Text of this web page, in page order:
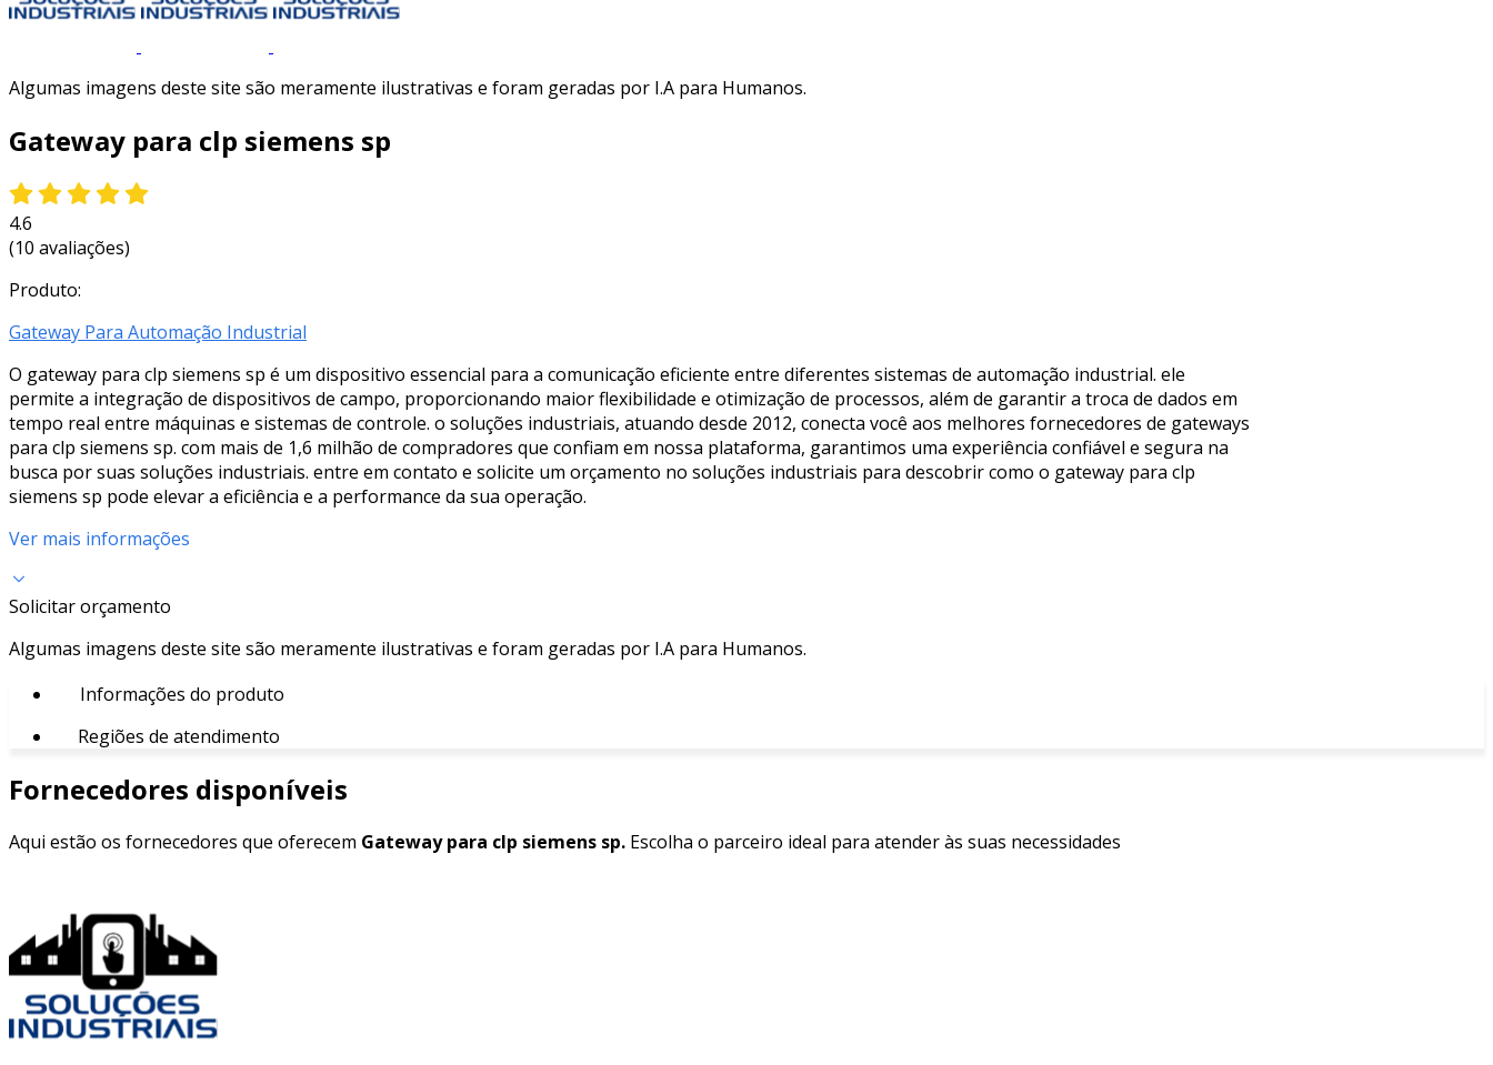
Algumas imagens deste site são meramente ilustrativas e foram geradas por I.A para Humanos.
Gateway para clp siemens sp
4.6
(10 avaliações)
Produto:
Gateway Para Automação Industrial
O gateway para clp siemens sp é um dispositivo essencial para a comunicação eficiente entre diferentes sistemas de automação industrial. ele
permite a integração de dispositivos de campo, proporcionando maior flexibilidade e otimização de processos, além de garantir a troca de dados em
tempo real entre máquinas e sistemas de controle. o soluções industriais, atuando desde 2012, conecta você aos melhores fornecedores de gateways
para clp siemens sp. com mais de 1,6 milhão de compradores que confiam em nossa plataforma, garantimos uma experiência confiável e segura na
busca por suas soluções industriais. entre em contato e solicite um orçamento no soluções industriais para descobrir como o gateway para clp
siemens sp pode elevar a eficiência e a performance da sua operação.
Ver mais informações
Solicitar orçamento
Algumas imagens deste site são meramente ilustrativas e foram geradas por I.A para Humanos.
Informações do produto
Regiões de atendimento
Fornecedores disponíveis
Aqui estão os fornecedores que oferecem Gateway para clp siemens sp. Escolha o parceiro ideal para atender às suas necessidades